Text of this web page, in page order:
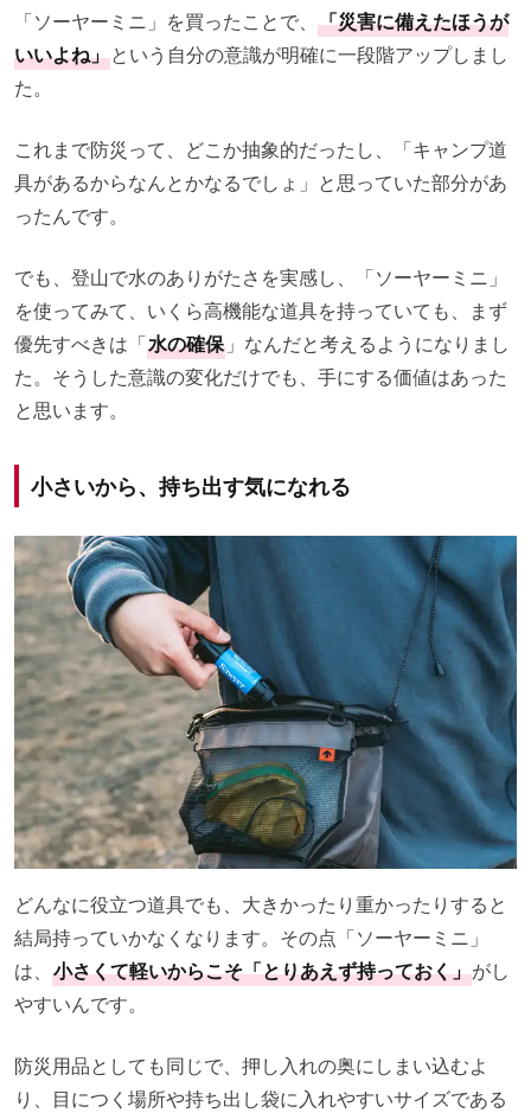
「ソーヤーミニ」を買ったことで、 「災害に備えたほうが
いいよね」という自分の意識が明確に一段階アップしまし
た。
これまで防災って、どこか抽象的だったし、「キャンプ道
具があるからなんとかなるでしょ」と思っていた部分があ
ったんです。
でも、登山で水のありがたさを実感し、「ソーヤーミニ」
を使ってみて、いくら高機能な道具を持っていても、まず
優先すべきは「水の確保 」なんだと考えるようになりまし
た。そうした意識の変化だけでも、手にする価値はあった
と思います。
小さいから、持ち出す気になれる
どんなに役立つ道具でも、大きかったり重かったりすると
結局持っていかなくなります。その点「ソーヤーミニ」
は、 小さくて軽いからこそ「とりあえず持っておく」がし
やすいんです。
防災用品としても同じで、押し入れの奥にしまい込むよ
り、目につく場所や持ち出し袋に入れやすいサイズである